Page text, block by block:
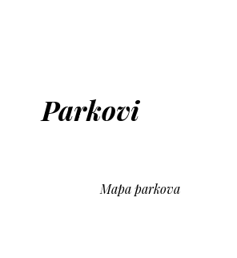
Parkovi
Mapa parkova